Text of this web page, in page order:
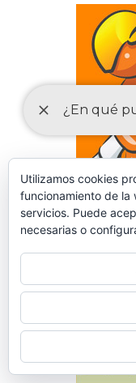
DECLARACIONES
PREVIAS
Utilizamos cookies
funcionamiento de la
servicios. Puede
necesarias o